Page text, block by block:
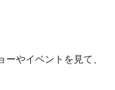
やイベントを見て、